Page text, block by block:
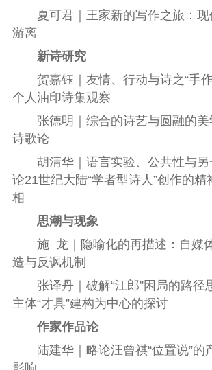
夏可君｜王家新的写作之旅：现
游离
新诗研究
贺嘉钰｜友情、行动与诗之“手
个人油印诗集观察
张德明｜综合的诗艺与圆融的
诗歌论
胡清华｜语言实验、公共性与
论21世纪大陆“学者型诗人”创作的精
相
思潮与现象
施 龙｜隐喻化的再描述：自媒
造与反讽机制
张译丹｜破解“江郎”困局的路
主体“才具”建构为中心的探讨
作家作品论
陆建华｜略论汪曾祺“位置说”的